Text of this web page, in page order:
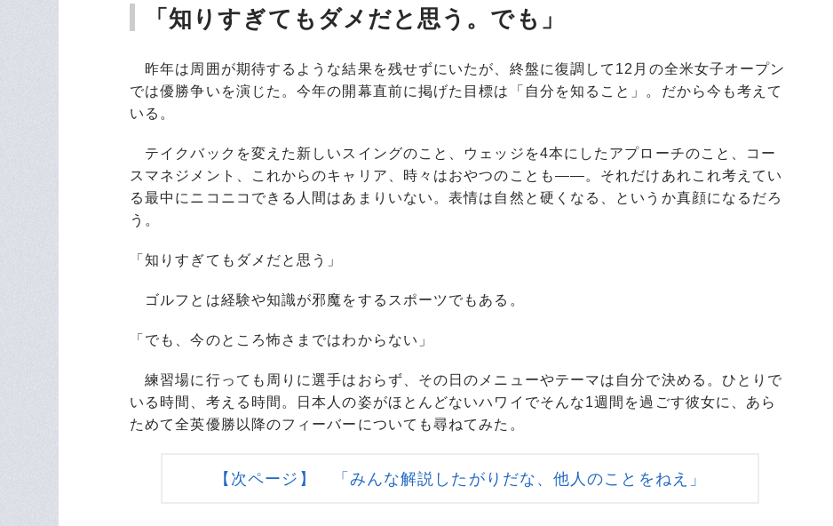
「知りすぎてもダメだと思う。でも」
昨年は周囲が期待するような結果を残せずにいたが、終盤に復調して12月の全米女子オープン
では優勝争いを演じた。今年の開幕直前に掲げた目標は「自分を知ること」。だから今も考えて
いる。
テイクバックを変えた新しいスイングのこと、ウェッジを4本にしたアプローチのこと、コー
スマネジメント、これからのキャリア、時々はおやつのことも――。それだけあれこれ考えてい
る最中にニコニコできる人間はあまりいない。表情は自然と硬くなる、というか真顔になるだろ
う。
「知りすぎてもダメだと思う」
ゴルフとは経験や知識が邪魔をするスポーツでもある。
「でも、今のところ怖さまではわからない」
練習場に行っても周りに選手はおらず、その日のメニューやテーマは自分で決める。ひとりで
いる時間、考える時間。日本人の姿がほとんどないハワイでそんな1週間を過ごす彼女に、あら
ためて全英優勝以降のフィーバーについても尋ねてみた。
【次ページ】 「みんな解説したがりだな、他人のことをねえ」